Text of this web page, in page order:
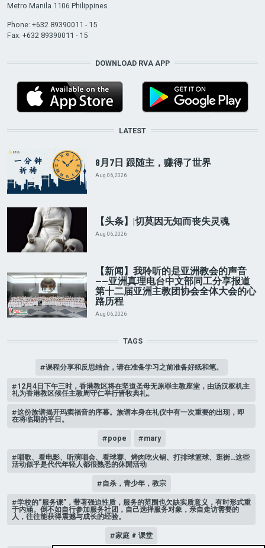
Metro Manila 1106 Philippines
Phone: +632 89390011 - 15
Fax: +632 89390011 - 15
DOWNLOAD RVA APP
LATEST
8月7日 跟随主，赚得了世界
Aug 06, 2026
【头条】|切莫因无知而丧失灵魂
Aug 06, 2026
【新闻】我聆听的是亚洲教会的声音
——亚洲真理电台中文部同工分享报道
第十二届亚洲主教团协会全体大会的心
路历程
Aug 06, 2026
TAGS
课程分享和反思结合，请在准备学习之前准备好纸和笔。
12月4日下午三时，香港教区将在坚道圣母无原罪主教座堂，由汤汉枢机主
礼为香港教区候任主教周守仁举行晋牧典礼。
这份族谱揭开玛窦福音的序幕。族谱本身在礼仪中有一次重要的出现，即
在将临期的平日。
pope mary
唱歌、看电影、听演唱会、看球赛、烤肉吃火锅、打排球篮球、逛街…这些
活动似乎是代代年轻人都很熟悉的休閒活动
自杀，青少年，教宗
学校的“服务课”，带著强迫性质，服务的范围也欠缺实质意义，有时形式重
于内涵。倒不如自行参加服务社团，自己选择服务对象，亲自走访需要的
人，往往能获得震撼与成长的经验。
家庭 # 课堂